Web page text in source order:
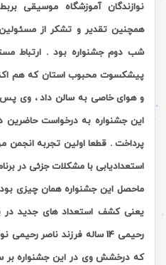
نوازندگان آموزشگاه موسیقی
همچنین تقدیر و تشکر از
شب دوم جشنواره بود . ارتباط
پیشکسوت محبوب استان که هم
و هوای خاصی به سالن داد ، وی پس
این جشنواره به درخواست حاضرین
پرداخت . قطعا اولین تجربه انجمن
استعدادیابی با مشکلات جزئی در
ماحصل این جشنواره همان چیزی
یعنی کشف استعداد های جدید در
رحیمی 14 ساله فرزند ناصر
که درخشش وی در این جشنواره بر